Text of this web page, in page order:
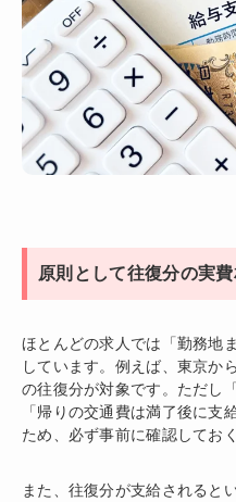
原則として往復分の実
ほとんどの求人では「勤務地
しています。例えば、東京か
の往復分が対象です。ただし
「帰りの交通費は満了後に支
ため、必ず事前に確認してお
また、往復分が支給されると